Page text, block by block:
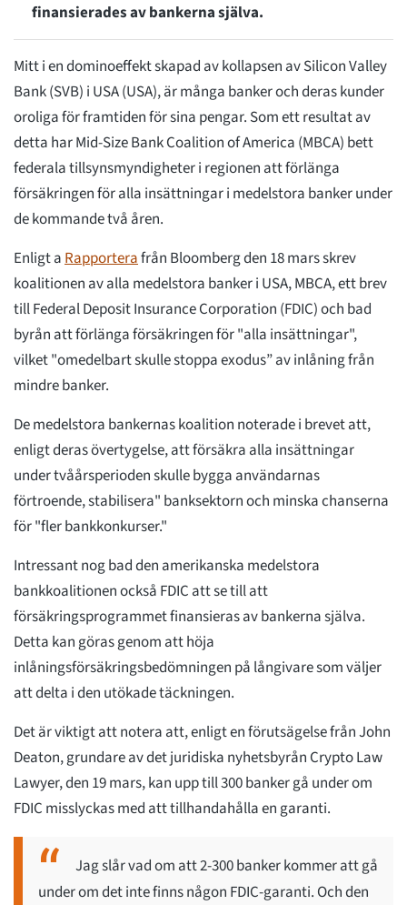
finansierades av bankerna själva.
Mitt i en dominoeffekt skapad av kollapsen av Silicon Valley
Bank (SVB) i USA (USA), är många banker och deras kunder
oroliga för framtiden för sina pengar. Som ett resultat av
detta har Mid-Size Bank Coalition of America (MBCA) bett
federala tillsynsmyndigheter i regionen att förlänga
försäkringen för alla insättningar i medelstora banker under
de kommande två åren.
Enligt aRapporterafrån Bloomberg den 18 mars skrev
koalitionen av alla medelstora banker i USA, MBCA, ett brev
till Federal Deposit Insurance Corporation (FDIC) och bad
byrån att förlänga försäkringen för "alla insättningar",
vilket "omedelbart skulle stoppa exodus” av inlåning från
mindre banker.
De medelstora bankernas koalition noterade i brevet att,
enligt deras övertygelse, att försäkra alla insättningar
under tvåårsperioden skulle bygga användarnas
förtroende, stabilisera" banksektorn och minska chanserna
för "fler bankkonkurser."
Intressant nog bad den amerikanska medelstora
bankkoalitionen också FDIC att se till att
försäkringsprogrammet finansieras av bankerna själva.
Detta kan göras genom att höja
inlåningsförsäkringsbedömningen på långivare som väljer
att delta i den utökade täckningen.
Det är viktigt att notera att, enligt en förutsägelse från John
Deaton, grundare av det juridiska nyhetsbyrån Crypto Law
Lawyer, den 19 mars, kan upp till 300 banker gå under om
FDIC misslyckas med att tillhandahålla en garanti.
Jag slår vad om att 2-300 banker kommer att gå
under om det inte finns någon FDIC-garanti. Och den